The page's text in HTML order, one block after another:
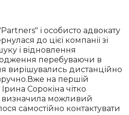
і особисто адвокату
до цієї компанії зі
і відновлення
перебуваючи в
вирішувались дистанційно
на першій
Сорокіна чітко
визначила можливий
самостійно контактувати